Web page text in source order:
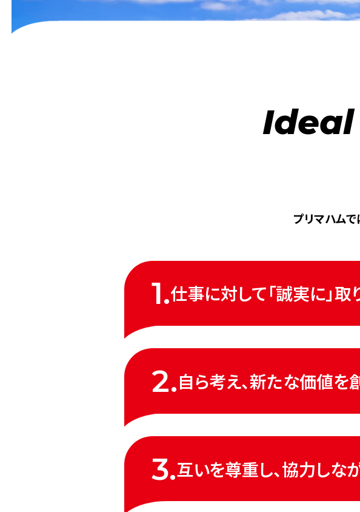
プリマハム
1.仕事に対して「誠実に」取
2.自ら考え、新たな価値を
3.互いを尊重し、協力しな